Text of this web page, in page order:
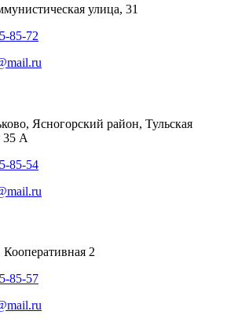
улица, 31
85-72
Ясногорский район, Тульская
35 А
85-54
Кооперативная 2
85-57